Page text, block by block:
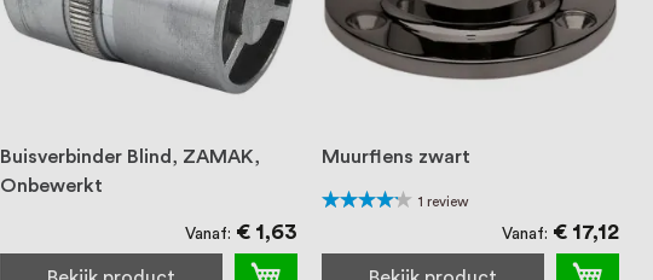
Buisverbinder Blind, ZAMAK,
Onbewerkt
Vanaf € 1,63
Muurflens zwart
Waardering: 1review
Vanaf € 17,12